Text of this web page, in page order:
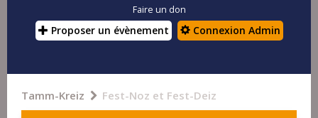
Faire un don
Proposer un évènement Connexion Admin
Tamm-Kreiz Fest-Noz et Fest-Deiz